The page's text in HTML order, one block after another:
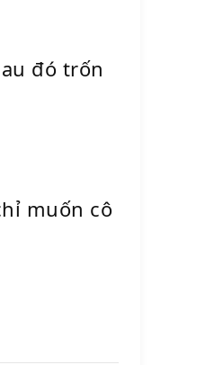
đó trốn
muốn cô